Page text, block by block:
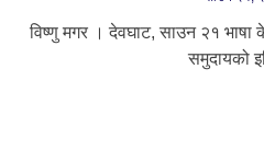
विष्णु मगर । देवघाट, साउन २१ भाषा
समुदायको